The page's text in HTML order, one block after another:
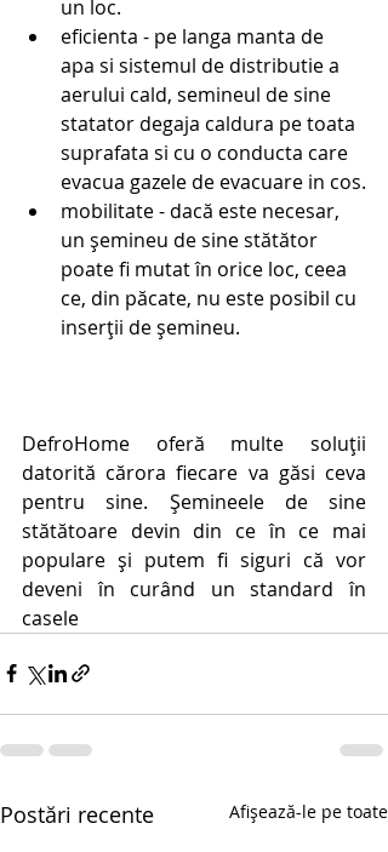
un loc.
eficienta - pe langa manta de
apa si sistemul de distributie a
aerului cald, semineul de sine
statator degaja caldura pe toata
suprafata si cu o conducta care
evacua gazele de evacuare in cos.
mobilitate - dacă este necesar,
un șemineu de sine stătător
poate fi mutat în orice loc, ceea
ce, din păcate, nu este posibil cu
inserții de șemineu.
DefroHome oferă multe soluții
datorită cărora fiecare va găsi ceva
pentru sine. Șemineele de sine
stătătoare devin din ce în ce mai
populare și putem fi siguri că vor
deveni în curând un standard în
casele
Postări recente Afișează-le pe toate